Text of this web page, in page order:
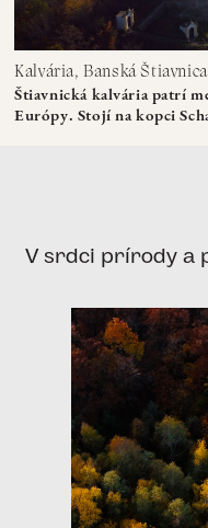
Kalvária, Banská Štiavnica
Štiavnická kalvária patrí
Európy. Stojí na kopci
V srdci prírody a